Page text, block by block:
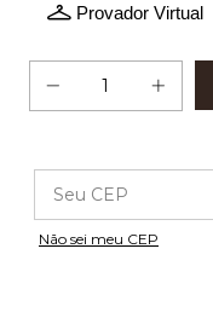
Provador Virtual
Não sei meu CEP